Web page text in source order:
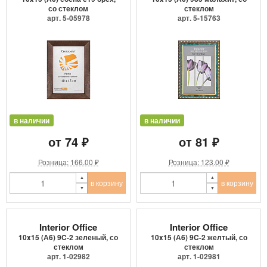
со стеклом
арт. 5-05978
в наличии
от 74 ₽
Розница: 166.00 ₽
в корзину
стеклом
арт. 5-15763
в наличии
от 81 ₽
Розница: 123.00 ₽
в корзину
Interior Office
10x15 (А6) 9C-2 зеленый, со
стеклом
арт. 1-02982
Interior Office
10x15 (А6) 9C-2 желтый, со
стеклом
арт. 1-02981